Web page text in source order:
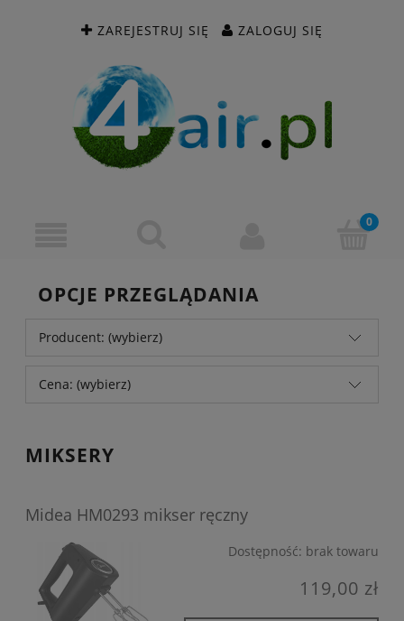
ZAREJESTRUJ SIĘ ZALOGUJ SIĘ
OPCJE PRZEGLĄDANIA
Producent: (wybierz)
Cena: (wybierz)
MIKSERY
Midea HM0293 mikser ręczny
Dostępność: brak towaru
119,00 zł